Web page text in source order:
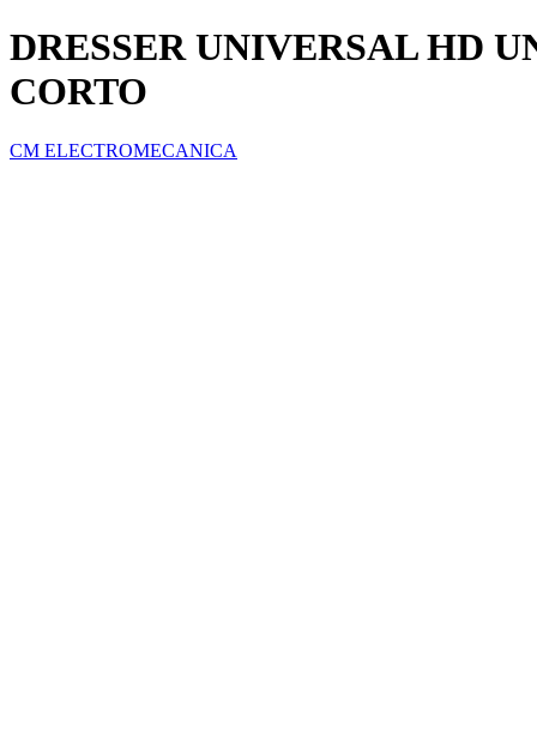
DRESSER UNIVERSAL HD
CORTO
CM ELECTROMECANICA